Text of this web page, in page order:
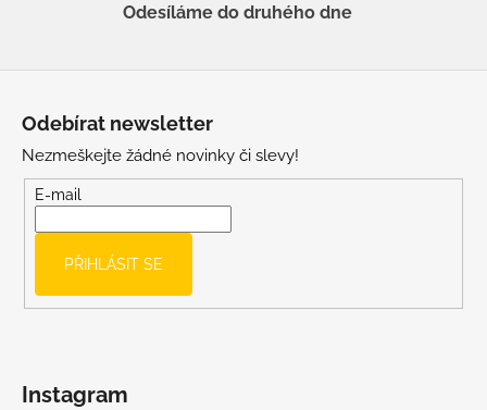
Odesíláme do druhého dne
Odebírat newsletter
Nezmeškejte žádné novinky či slevy!
E-mail
PŘIHLÁSIT SE
Instagram